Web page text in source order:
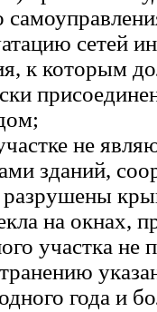
сетей
к которым
не
зданий,
разрушены
на окнах,
участка не
года и